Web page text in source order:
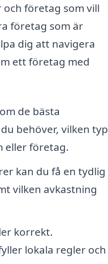
företag som vill
företag som är
dig att navigera
ett företag med
de bästa
behöver, vilken typ
eller företag.
kan du få en tydlig
vilken avkastning
korrekt.
lokala regler och